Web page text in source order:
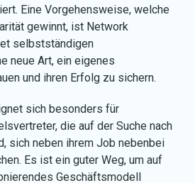
Eine Vorgehensweise, welche
gewinnt, ist Network
selbstständigen
neue Art, ein eigenes
und ihren Erfolg zu sichern.
sich besonders für
die auf der Suche nach
sich neben ihrem Job nebenbei
Es ist ein guter Weg, um auf
Geschäftsmodell